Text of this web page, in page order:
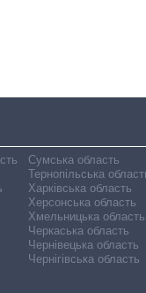
Сумська область
Тернопільська
Харківська область
Херсонська область
Хмельницька область
Черкаська область
Чернівецька область
Чернігівська область